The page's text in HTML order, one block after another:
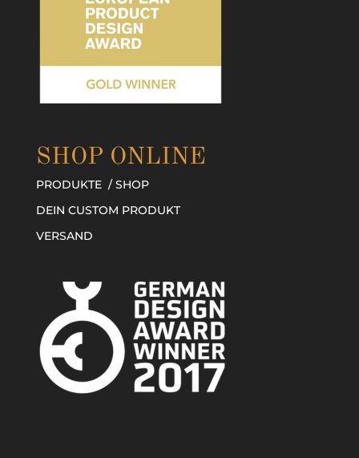
SHOP ONLINE
PRODUKTE / SHOP
DEIN CUSTOM PRODUKT
VERSAND